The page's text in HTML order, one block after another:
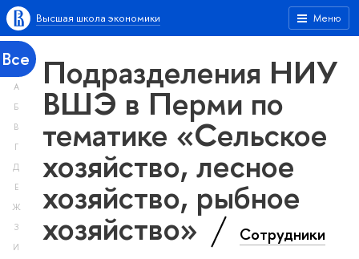
Меню
Высшая школа экономики
Все
А
Б
В
Г
Д
Е
Ж
З
И
Подразделения НИУ
ВШЭ в Перми по
тематике «Сельское
хозяйство, лесное
хозяйство, рыбное
хозяйство» Сотрудники